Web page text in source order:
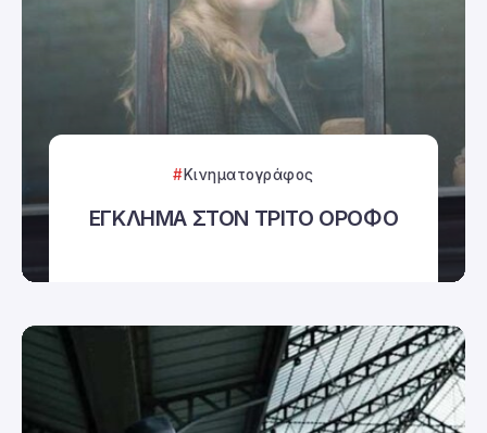
Κινηματογράφος
ΕΓΚΛΗΜΑ ΣΤΟΝ ΤΡΙΤΟ ΟΡΟΦΟ